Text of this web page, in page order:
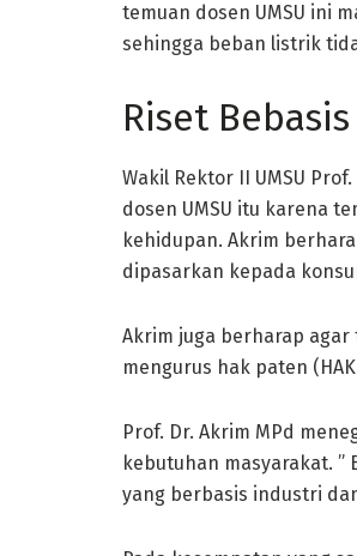
temuan dosen UMSU ini
sehingga beban listrik
Riset
Wakil Rektor II UMSU
dosen UMSU itu karena
kehidupan. Akrim
dipasarkan kepada
Akrim juga berharap agar
mengurus hak paten
Prof. Dr. Akrim MPd
kebutuhan masyarakat.
yang berbasis industri